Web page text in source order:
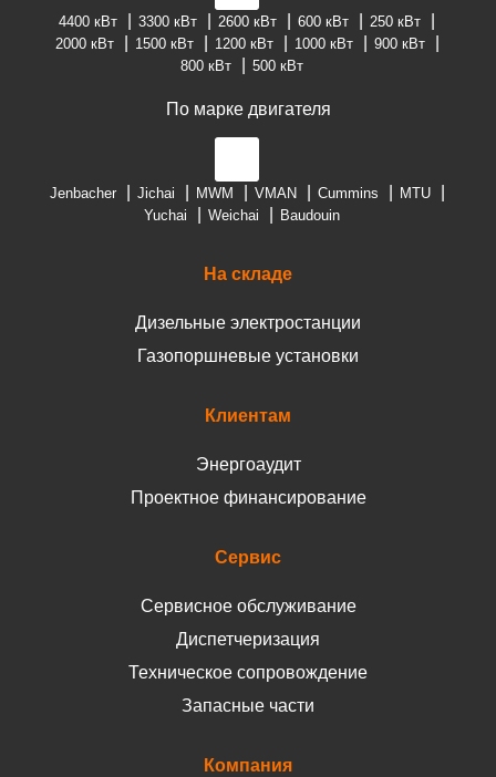
4400 кВт 3300 кВт 2600 кВт 600 кВт
250 кВт
2000 кВт
1500 кВт 1200 кВт 1000 кВт
900 кВт
800 кВт
500 кВт
По марке двигателя
Jenbacher Jichai MWM VMAN Cummins
MTU
Yuchai
Weichai Baudouin
На складе
Дизельные электростанции
Газопоршневые установки
Клиентам
Энергоаудит
Проектное финансирование
Сервис
Сервисное обслуживание
Диспетчеризация
Техническое сопровождение
Запасные части
Компания